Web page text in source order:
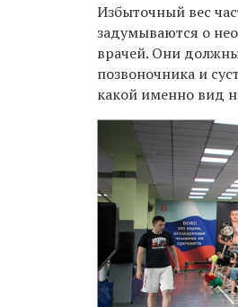
Избыточный вес
задумываются о
врачей. Они
позвоночника и
какой именно вид